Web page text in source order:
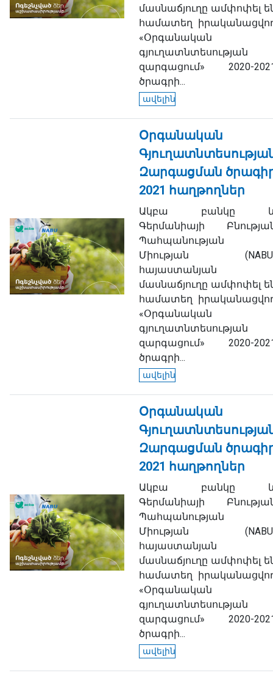
մասնաճյուղը ամփոփել
համատեղ
«Օրգանական
գյուղատնտեսության
զարգացում» 2020-
ծրագրի...
ավելին
Օրգանական
Զարգացման
2021 հաղթողներ
Ակբա բանկը
Գերմանիայի
Պահպանության
Միության
հայաստանյան
մասնաճյուղը ամփոփել
համատեղ
«Օրգանական
գյուղատնտեսության
զարգացում» 2020-
ծրագրի...
ավելին
Օրգանական
Զարգացման
2021 հաղթողներ
Ակբա բանկը
Գերմանիայի
Պահպանության
Միության
հայաստանյան
մասնաճյուղը ամփոփել
համատեղ
«Օրգանական
գյուղատնտեսության
զարգացում» 2020-
ծրագրի...
ավելին